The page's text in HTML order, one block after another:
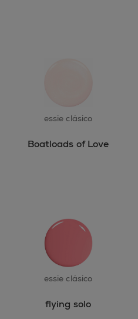
essie clásico
Boatloads of Love
essie clásico
flying solo